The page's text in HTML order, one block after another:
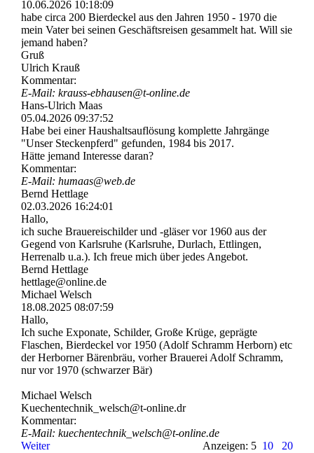
10.06.2026 10:18:09
habe circa 200 Bierdeckel aus den Jahren 1950 - 1970 die
mein Vater bei seinen Geschäftsreisen gesammelt hat. Will sie
jemand haben?
Gruß
Ulrich Krauß
Kommentar:
E-Mail: krauss-­ebhausen@­t-­online.­de
Hans-Ulrich Maas
05.04.2026 09:37:52
Habe bei einer Haushaltsauflösung komplette Jahrgänge
"Unser Steckenpferd" gefunden, 1984 bis 2017.
Hätte jemand Interesse daran?
Kommentar:
E-Mail: humaas@web.de
Bernd Hettlage
02.03.2026 16:24:01
Hallo,
ich suche Brauereischilder und -gläser vor 1960 aus der
Gegend von Karlsruhe (Karlsruhe, Durlach, Ettlingen,
Herrenalb u.a.). Ich freue mich über jedes Angebot.
Bernd Hettlage
hettlage@online.de
Michael Welsch
18.08.2025 08:07:59
Hallo,
Ich suche Exponate, Schilder, Große Krüge, geprägte
Flaschen, Bierdeckel vor 1950 (Adolf Schramm Herborn) etc
der Herborner Bärenbräu, vorher Brauerei Adolf Schramm,
nur vor 1970 (schwarzer Bär)
Michael Welsch
Kuechentechnik_­welsch@­t-­online.­dr
Kommentar:
E-Mail: kuechentechnik_­welsch@­t-­online.­de
Weiter
Anzeigen: 5 10 20